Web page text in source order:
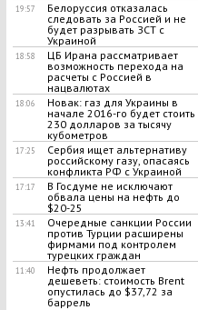
19:57
Белоруссия отказалась
следовать за Россией и не
будет разрывать ЗСТ с
Украиной
18:58
ЦБ Ирана рассматривает
возможность перехода на
расчеты с Россией в
нацвалютах
18:06
Новак: газ для Украины в
начале 2016-го будет стоить
230 долларов за тысячу
кубометров
17:25
Сербия ищет альтернативу
российскому газу, опасаясь
конфликта РФ с Украиной
17:17
В Госдуме не исключают
обвала цены на нефть до
$20-25
13:41
Очередные санкции России
против Турции расширены
фирмами под контролем
турецких граждан
11:40
Нефть продолжает
дешеветь: стоимость Brent
опустилась до $37,72 за
баррель